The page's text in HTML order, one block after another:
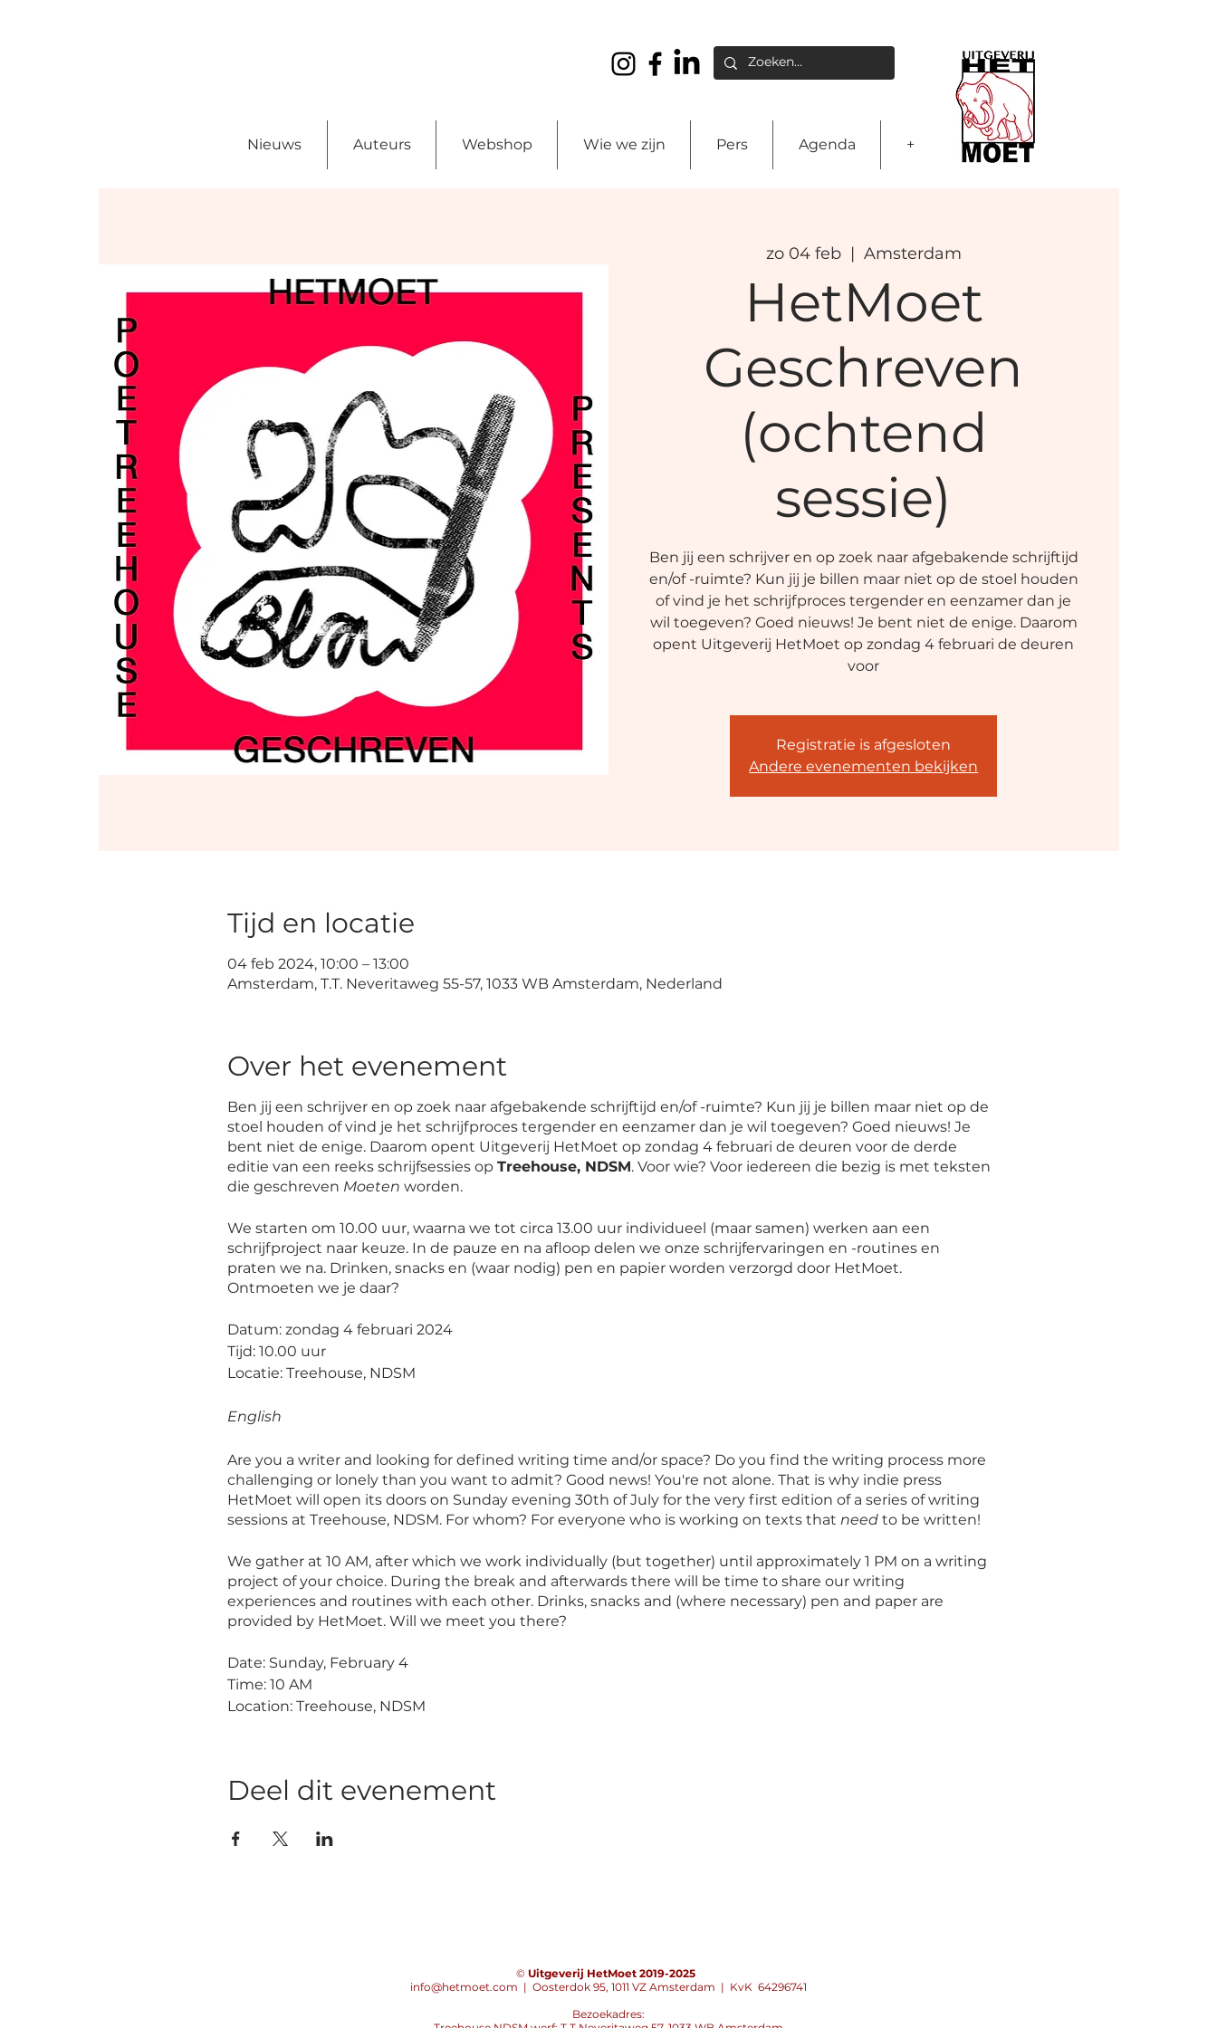
Nieuws Auteurs Webshop Wie we zijn Pers Agenda +
zo 04 feb
  |
Amsterdam
HetMoet
Geschreven
(ochtend
sessie)
Ben jij een schrijver en op zoek naar afgebakende schrijftijd
en/of -ruimte? Kun jij je billen maar niet op de stoel houden
of vind je het schrijfproces tergender en eenzamer dan je
wil toegeven? Goed nieuws! Je bent niet de enige. Daarom
opent Uitgeverij HetMoet op zondag 4 februari de deuren
voor
Registratie is afgesloten
Andere evenementen bekijken
Tijd en locatie
04 feb 2024, 10:00 – 13:00
Amsterdam, T.T. Neveritaweg 55-57, 1033 WB Amsterdam, Nederland
Over het evenement
Ben jij een schrijver en op zoek naar afgebakende schrijftijd en/of -ruimte? Kun jij je billen maar niet op de
stoel houden of vind je het schrijfproces tergender en eenzamer dan je wil toegeven? Goed nieuws! Je
bent niet de enige. Daarom opent Uitgeverij HetMoet op zondag 4 februari de deuren voor de derde
editie van een reeks schrijfsessies op Treehouse, NDSM. Voor wie? Voor iedereen die bezig is met teksten
die geschreven Moeten worden.
We starten om 10.00 uur, waarna we tot circa 13.00 uur individueel (maar samen) werken aan een
schrijfproject naar keuze. In de pauze en na afloop delen we onze schrijfervaringen en -routines en
praten we na. Drinken, snacks en (waar nodig) pen en papier worden verzorgd door HetMoet.
Ontmoeten we je daar?
Datum: zondag 4 februari 2024
Tijd: 10.00 uur
Locatie: Treehouse, NDSM
English
Are you a writer and looking for defined writing time and/or space? Do you find the writing process more
challenging or lonely than you want to admit? Good news! You're not alone. That is why indie press
HetMoet will open its doors on Sunday evening 30th of July for the very first edition of a series of writing
sessions at Treehouse, NDSM. For whom? For everyone who is working on texts that needto be written!
We gather at 10 AM, after which we work individually (but together) until approximately 1 PM on a writing
project of your choice. During the break and afterwards there will be time to share our writing
experiences and routines with each other. Drinks, snacks and (where necessary) pen and paper are
provided by HetMoet. Will we meet you there?
Date: Sunday, February 4
Time: 10 AM
Location: Treehouse, NDSM
Deel dit evenement
© Uitgeverij HetMoet 2019-2025
info@hetmoet.com | Oosterdok 95, 1011 VZ Amsterdam | KvK 64296741
Bezoekadres: